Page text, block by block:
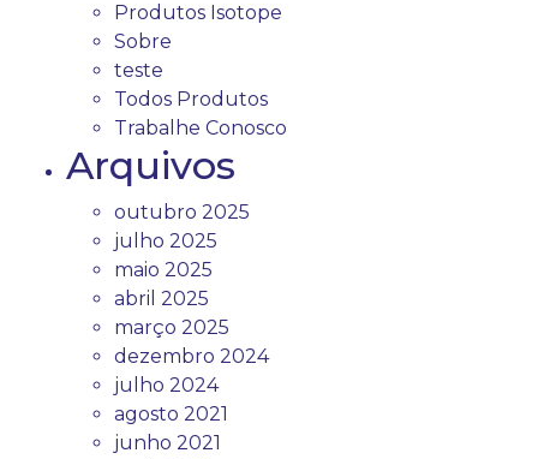
Produtos Isotope
Sobre
teste
Todos Produtos
Trabalhe Conosco
Arquivos
outubro 2025
julho 2025
maio 2025
abril 2025
março 2025
dezembro 2024
julho 2024
agosto 2021
junho 2021